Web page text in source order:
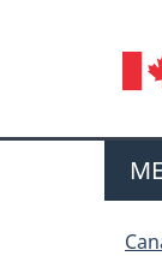
la